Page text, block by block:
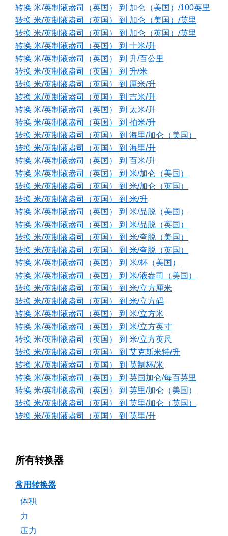
转换 米/英制液盎司（英国） 到 加仑（美国）/100英里
转换 米/英制液盎司（英国） 到 加仑（美国）/英里
转换 米/英制液盎司（英国） 到 加仑（英国）/英里
转换 米/英制液盎司（英国） 到 十米/升
转换 米/英制液盎司（英国） 到 升/百公里
转换 米/英制液盎司（英国） 到 升/米
转换 米/英制液盎司（英国） 到 厘米/升
转换 米/英制液盎司（英国） 到 吉米/升
转换 米/英制液盎司（英国） 到 太米/升
转换 米/英制液盎司（英国） 到 拍米/升
转换 米/英制液盎司（英国） 到 海里/加仑（美国）
转换 米/英制液盎司（英国） 到 海里/升
转换 米/英制液盎司（英国） 到 百米/升
转换 米/英制液盎司（英国） 到 米/加仑（美国）
转换 米/英制液盎司（英国） 到 米/加仑（英国）
转换 米/英制液盎司（英国） 到 米/升
转换 米/英制液盎司（英国） 到 米/品脱（美国）
转换 米/英制液盎司（英国） 到 米/品脱（英国）
转换 米/英制液盎司（英国） 到 米/夸脱（美国）
转换 米/英制液盎司（英国） 到 米/夸脱（英国）
转换 米/英制液盎司（英国） 到 米/杯（美国）
转换 米/英制液盎司（英国） 到 米/液盎司（美国）
转换 米/英制液盎司（英国） 到 米/立方厘米
转换 米/英制液盎司（英国） 到 米/立方码
转换 米/英制液盎司（英国） 到 米/立方米
转换 米/英制液盎司（英国） 到 米/立方英寸
转换 米/英制液盎司（英国） 到 米/立方英尺
转换 米/英制液盎司（英国） 到 艾克斯米特/升
转换 米/英制液盎司（英国） 到 英制杯/米
转换 米/英制液盎司（英国） 到 英国加仑/每百英里
转换 米/英制液盎司（英国） 到 英里/加仑（美国）
转换 米/英制液盎司（英国） 到 英里/加仑（英国）
转换 米/英制液盎司（英国） 到 英里/升
所有转换器
常用转换器
体积
力
压力